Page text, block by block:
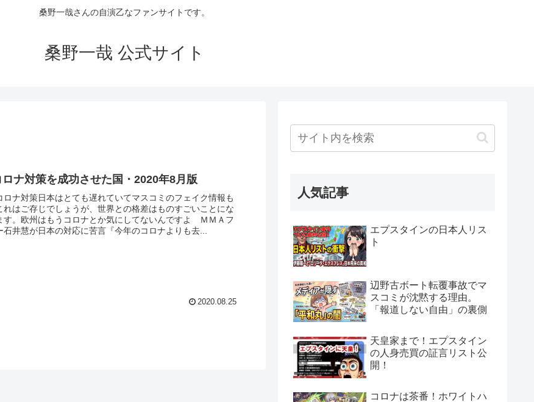
桑野一哉さんの自演乙なファンサイトです。
桑野一哉 公式サイト
ロナ対策を成功させた国・2020年8月版
ロナ対策日本はとても遅れていてマスコミのフェイク情報も
れはご存じでしょうが、世界との格差はものすごいことにな
す。欧州はもうコロナとか気にしてないんですよ ＭＭＡフ
石井慧が日本の対応に苦言『今年のコロナよりも去...
2020.08.25
人気記事
エプスタインの日本人リス
ト
辺野古ボート転覆事故でマ
スコミが沈黙する理由。
「報道しない自由」の裏側
天皇家まで！エプスタイン
の人身売買の証言リスト公
開！
コロナは茶番！ホワイトハ